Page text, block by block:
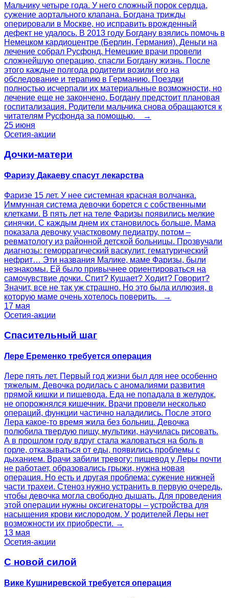
Мальчику четыре года. У него сложный порок сердца,
сужение аортального клапана. Богдана трижды
оперировали в Москве, но исправить врожденный
дефект не удалось. В 2013 году Богдану взялись помочь в
Немецком кардиоцентре (Берлин, Германия). Деньги на
лечение собрал Русфонд. Немецкие врачи провели
сложнейшую операцию, спасли Богдану жизнь. После
этого каждые полгода родители возили его на
обследование и терапию в Германию. Поездки
полностью исчерпали их материальные возможности, но
лечение еще не закончено. Богдану предстоит плановая
госпитализация. Родители мальчика снова обращаются к
читателям Русфонда за помощью. →
25 июня
Осетия-акции
Дочки-матери
Фаризу Дакаеву спасут лекарства
Фаризе 15 лет. У нее системная красная волчанка.
Иммунная система девочки борется с собственными
клетками. В пять лет на теле Фаризы появились мелкие
синячки. С каждым днем их становилось больше. Мама
показала девочку участковому педиатру, потом –
ревматологу из районной детской больницы. Прозвучали
диагнозы: геморрагический васкулит, гематурический
нефрит… Эти названия Малике, маме Фаризы, были
незнакомы. Ей было привычнее ориентироваться на
самочувствие дочки. Спит? Кушает? Ходит? Говорит?
Значит, все не так уж страшно. Но это была иллюзия, в
которую маме очень хотелось поверить. →
17 мая
Осетия-акции
Спасительный шаг
Лере Еременко требуется операция
Лере пять лет. Первый год жизни был для нее особенно
тяжелым. Девочка родилась с аномалиями развития
прямой кишки и пищевода. Еда не попадала в желудок,
не опорожнялся кишечник. Врачи провели несколько
операций, функции частично наладились. После этого
Лера какое-то время жила без больниц. Девочка
полюбила твердую пищу, мультики, научилась рисовать.
А в прошлом году вдруг стала жаловаться на боль в
горле, отказываться от еды, появились проблемы с
дыханием. Врачи забили тревогу: пищевод у Леры почти
не работает, образовались грыжи, нужна новая
операция. Но есть и другая проблема: сужение нижней
части трахеи. Стеноз нужно устранить в первую очередь,
чтобы девочка могла свободно дышать. Для проведения
этой операции нужны оксигенаторы – устройства для
насыщения крови кислородом. У родителей Леры нет
возможности их приобрести. →
13 мая
Осетия-акции
С новой силой
Вике Кушниревской требуется операция